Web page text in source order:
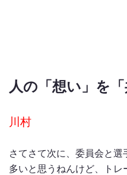
人の「想い」を
川村
さてさて次に、委員会と
多いと思うねんけど、ト